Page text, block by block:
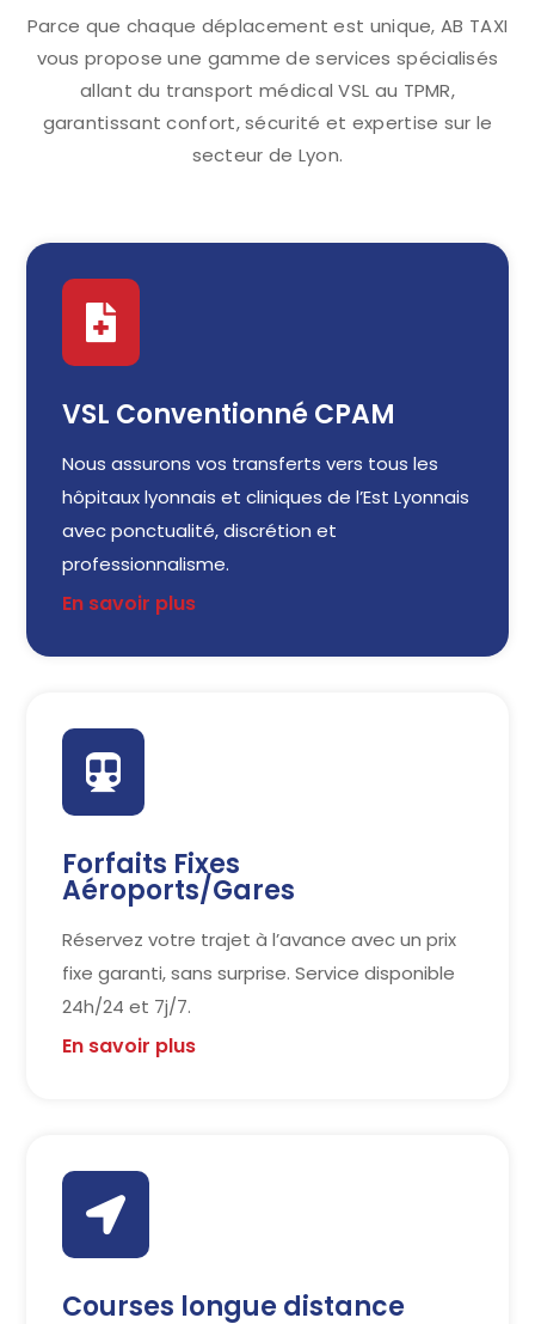
Parce que chaque déplacement est unique, AB TAXI
vous propose une gamme de services spécialisés
allant du transport médical VSL au TPMR,
garantissant confort, sécurité et expertise sur le
secteur de Lyon.

VSL Conventionné CPAM
Nous assurons vos transferts vers tous les
hôpitaux lyonnais et cliniques de l’Est Lyonnais
avec ponctualité, discrétion et
professionnalisme.
En savoir plus

Forfaits Fixes
Aéroports/Gares
Réservez votre trajet à l’avance avec un prix
fixe garanti, sans surprise. Service disponible
24h/24 et 7j/7.
En savoir plus

Courses longue distance